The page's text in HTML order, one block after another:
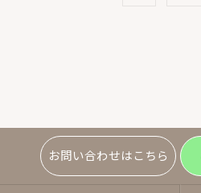
お問い合わせはこちら